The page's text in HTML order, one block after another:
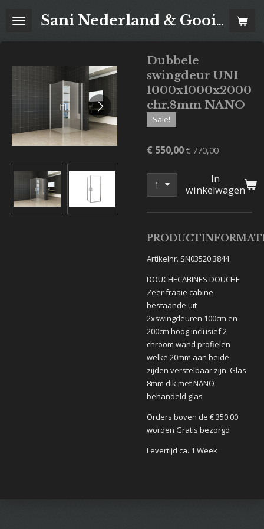
direct
Sani Nederland & Goois Tegelhuis
Dubbele
swingdeur UNI
1000x1000x2000
chr.8mm NANO
Sale!
€ 550,00€ 770,00
In
winkelwagen
Artikelnr. SN03520.3844
DOUCHECABINES DOUCHE
Zeer fraaie cabine
bestaande uit
2xswingdeuren 100cm en
200cm hoog inclusief 2
chroom wand profielen
welke 20mm aan beide
zijden verstelbaar zijn. Glas
8mm dik met NANO
behandeld glas
Orders boven de € 350.00
worden Gratis bezorgd
Levertijd ca. 1 Week